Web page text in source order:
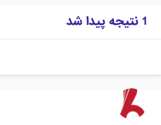
1 نتیجه پیدا شد